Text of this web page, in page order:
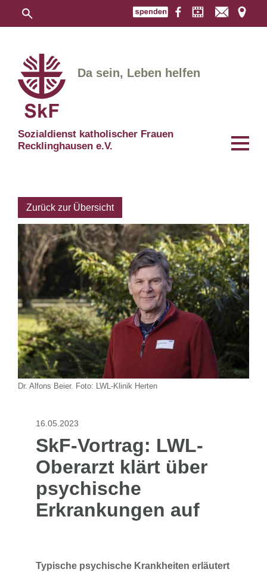
Sozialdienst katholischer Frauen
Recklinghausen e.V.
Da sein, Leben helfen
Zurück zur Übersicht
Dr. Alfons Beier. Foto: LWL-Klinik Herten
16.05.2023
SkF-Vortrag: LWL-
Oberarzt klärt über
psychische
Erkrankungen auf
Typische psychische Krankheiten erläutert